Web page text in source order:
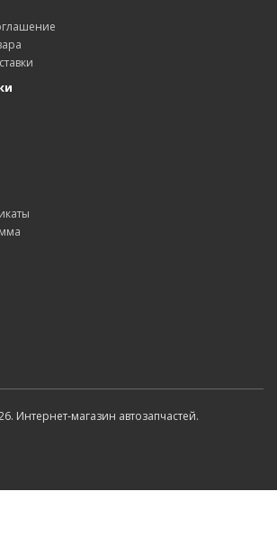
Интернет-магазин автозапчастей.